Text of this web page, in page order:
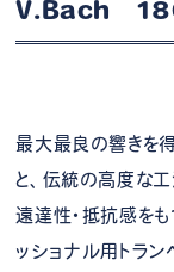
V.Bach
最大最良の響きを
と、伝統の高度な
遠達性・抵抗感を
ッショナル用トラン